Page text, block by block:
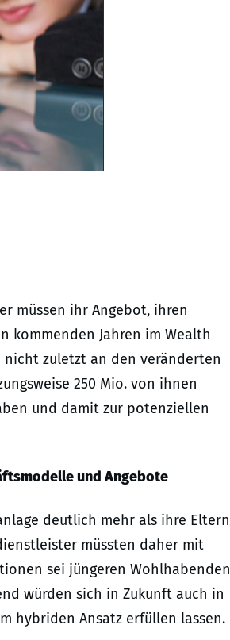
müssen ihr Angebot, ihren
kommenden Jahren im Wealth
nicht zuletzt an den veränderten
250 Mio. von ihnen
und damit zur potenziellen
und Angebote
deutlich mehr als ihre Eltern
müssten daher mit
sei jüngeren Wohlhabenden
würden sich in Zukunft auch in
hybriden Ansatz erfüllen lassen.